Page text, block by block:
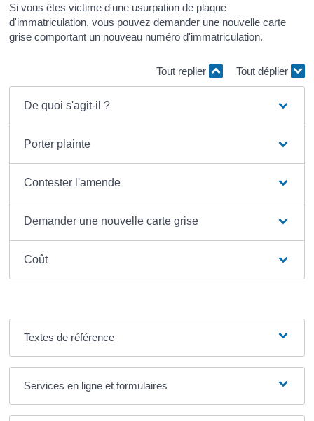
Si vous êtes victime d'une usurpation de plaque
d'immatriculation, vous pouvez demander une nouvelle carte
grise comportant un nouveau numéro d'immatriculation.
Tout replier Tout déplier
De quoi s'agit-il ?
Porter plainte
Contester l'amende
Demander une nouvelle carte grise
Coût
Textes de référence
Services en ligne et formulaires